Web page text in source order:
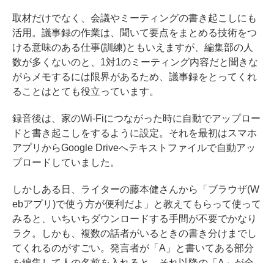
取材だけでなく、会議やミーティングの書き起こしにも
活用。議事録の作業は、聞いて要点をまとめる技術をつ
ける意味のある仕事(訓練)ともいえますが、編集部の人
数が多くないのと、1対1のミーティング内容だと聞きな
がらメモするには限界があるため、議事録をとってくれ
ることはとても役立っています。
録音後は、家のWi-Fiにつながった時に自動でアップロー
ドと書き起こしをするように設定。それを最初はスマホ
アプリからGoogle Driveへテキストファイルで自動アッ
プロードしていました。
しかしある日、ライターの藤本健さんから「ブラウザ(W
ebアプリ)で使う方が便利だよ」と教えてもらって使って
みると、いちいちダウンロードする手間が不要でかなり
ラク。しかも、複数の話者がいるときの書き分けまでし
てくれるのがすごい。発言者が「A」と書いてある部分